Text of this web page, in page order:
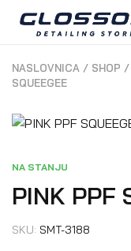
NASLOVNICA / SHOP /
SQUEEGEE
NA STANJU
PINK PPF
SKU: SMT-3188